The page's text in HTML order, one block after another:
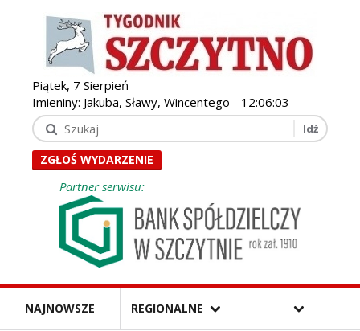
Piątek, 7 Sierpień
Imieniny: Jakuba, Sławy, Wincentego - 12:06:05
ZGŁOŚ WYDARZENIE
Partner serwisu:
NAJNOWSZE REGIONALNE